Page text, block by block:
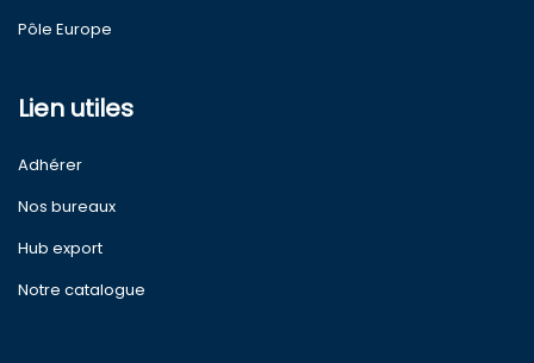
Pôle Europe
Lien utiles
Adhérer
Nos bureaux
Hub export
Notre catalogue